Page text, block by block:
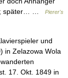
später… …
Pierer's
und
in Zelazowa Wola
17. Okt. 1849 in